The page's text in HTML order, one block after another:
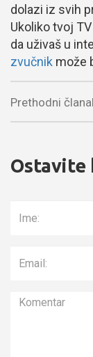
dolazi iz svih
Ukoliko tvoj
da uživaš u
zvučnik može
Prethodni
Ostavite